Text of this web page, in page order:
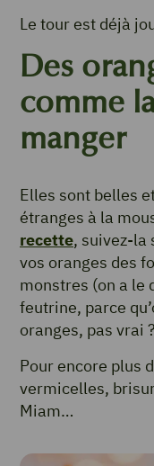
Le tour est déjà
Des
comme
manger
Elles sont belles
étranges à la
recette, suivez-la
vos oranges des
monstres (on a le
feutrine, parce
oranges, pas vrai
Pour encore plus
vermicelles,
Miam…